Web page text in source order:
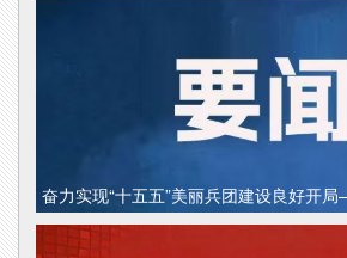
奋力实现“十五五”美丽兵团建设良好开